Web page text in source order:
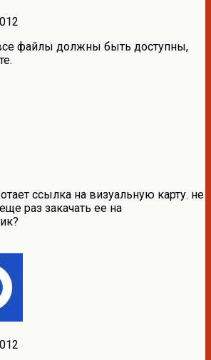
файлы должны быть доступны,
ссылка на визуальную карту. не
раз закачать ее на